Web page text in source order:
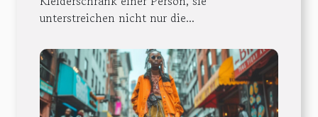
unterstreichen nicht nur die...